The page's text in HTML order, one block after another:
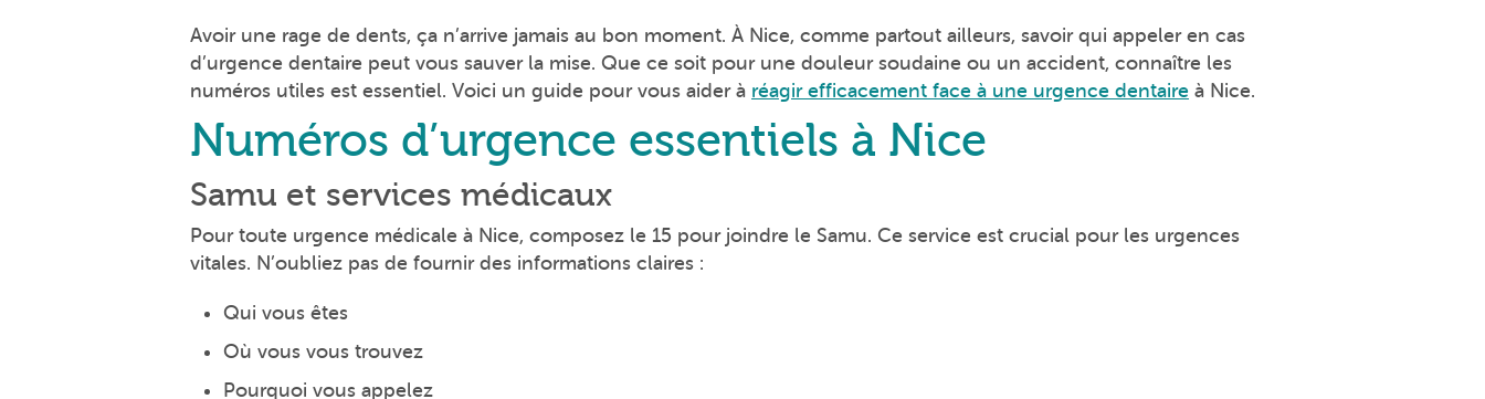
Avoir une rage de dents, ça n’arrive jamais au bon moment. À Nice, comme partout ailleurs, savoir qui appeler en cas
d’urgence dentaire peut vous sauver la mise. Que ce soit pour une douleur soudaine ou un accident, connaître les
numéros utiles est essentiel. Voici un guide pour vous aider à réagir efficacement face à une urgence dentaire à Nice.
Numéros d’urgence essentiels à Nice
Samu et services médicaux
Pour toute urgence médicale à Nice, composez le 15 pour joindre le Samu. Ce service est crucial pour les urgences
vitales. N’oubliez pas de fournir des informations claires :
Qui vous êtes
Où vous vous trouvez
Pourquoi vous appelez